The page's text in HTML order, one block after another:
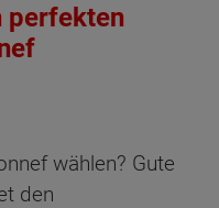
perfekten
wählen? Gute
den